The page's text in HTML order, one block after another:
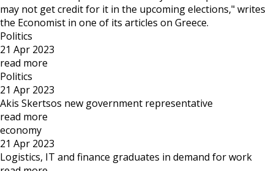
may not get credit for it in the upcoming elections," writes
the Economist in one of its articles on Greece.
Politics
21 Apr 2023
read more
Politics
21 Apr 2023
Akis Skertsos new government representative
read more
economy
21 Apr 2023
Logistics, IT and finance graduates in demand for work